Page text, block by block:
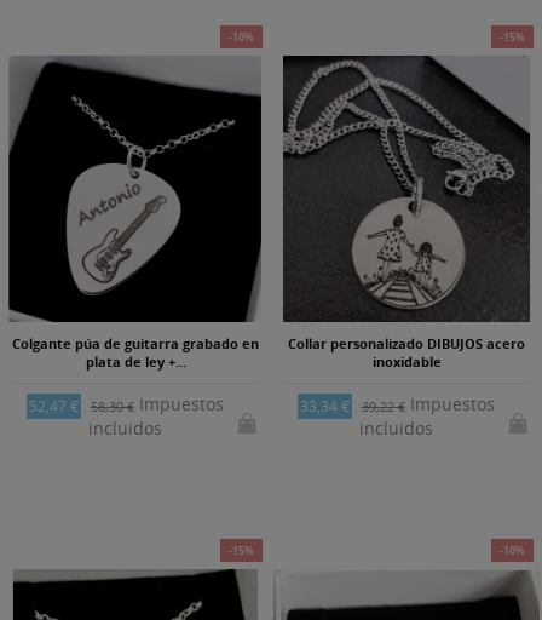
-10%
Colgante púa de guitarra grabado en
plata de ley +...
52,47 € 58,30 €Impuestos
incluidos
-15%
Collar personalizado DIBUJOS acero
inoxidable
33,34 € 39,22 €Impuestos
incluidos
-15% -10%